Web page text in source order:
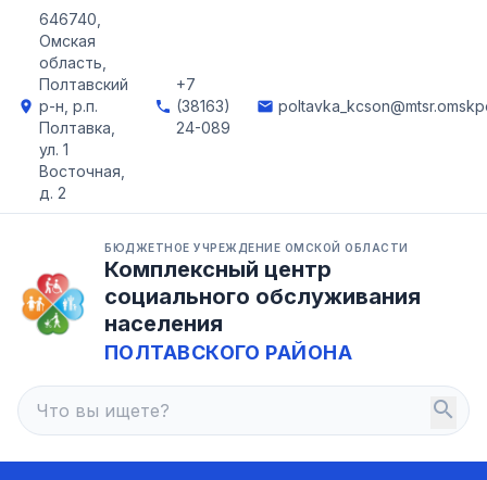
location_on
646740,
Омская
область,
Полтавский
р-н, р.п.
Полтавка,
ул. 1
Восточная,
д. 2
phone
+7
(38163)
24-089
email
БЮДЖЕТНОЕ УЧРЕЖДЕНИЕ ОМСКОЙ ОБЛАСТИ
Комплексный центр
социального обслуживания
населения
ПОЛТАВСКОГО РАЙОНА
search